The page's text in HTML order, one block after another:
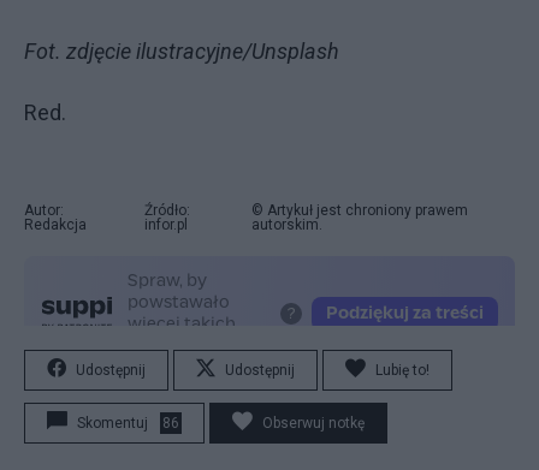
Fot. zdjęcie ilustracyjne/Unsplash
Red.
Autor:
Redakcja
Źródło:
infor.pl
© Artykuł jest chroniony prawem
autorskim.
Udostępnij Udostępnij Lubię to!
Skomentuj 86 Obserwuj notkę